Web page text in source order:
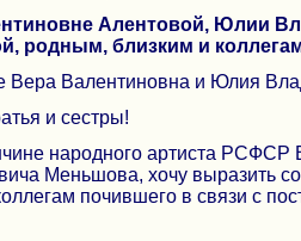
Алентовой, Юлии
родным, близким и
Вера Валентиновна и Юлия
и сестры!
народного артиста РСФСР
Меньшова, хочу выразить
почившего в связи с